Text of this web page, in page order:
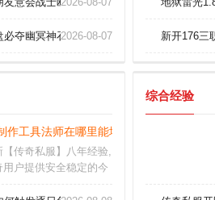
必夺幽冥神石！2026-08-07 新开176三
作工具法师在哪里能增进魔法盾
【传奇私服】八年经验,
用户提供安全稳定的今
综合经验